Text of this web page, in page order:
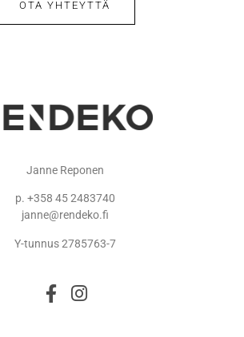
OTA YHTEYTTÄ
Janne Reponen
p. +358 45 2483740
janne@rendeko.fi
Y-tunnus 2785763-7